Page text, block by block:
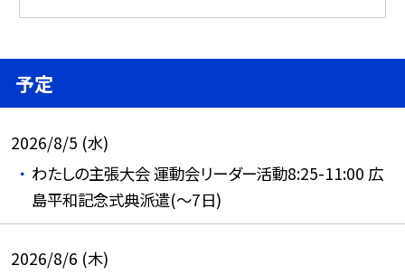
予定
2026/8/5 (水)
わたしの主張大会 運動会リーダー活動8:25-11:00 広
島平和記念式典派遣(～7日)
2026/8/6 (木)